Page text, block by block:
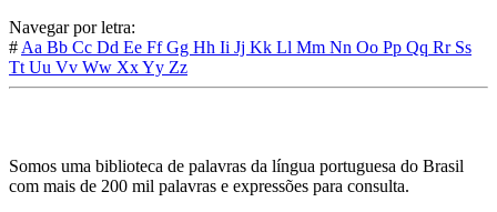
Navegar por letra:
# Aa Bb Cc Dd Ee FfGg Hh Ii Jj Kk Ll Mm Nn Oo Pp Qq Rr Ss
Tt Uu Vv Ww XxYy Zz
Somos uma biblioteca de palavras da língua portuguesa do Brasil
com mais de 200 mil palavras e expressões para consulta.